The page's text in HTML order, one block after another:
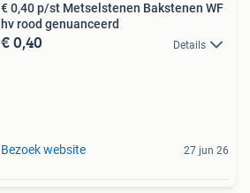
€ 0,40 p/st Metselstenen Bakstenen WF
hv rood genuanceerd
€ 0,40 Details
Bezoek website 27 jun 26